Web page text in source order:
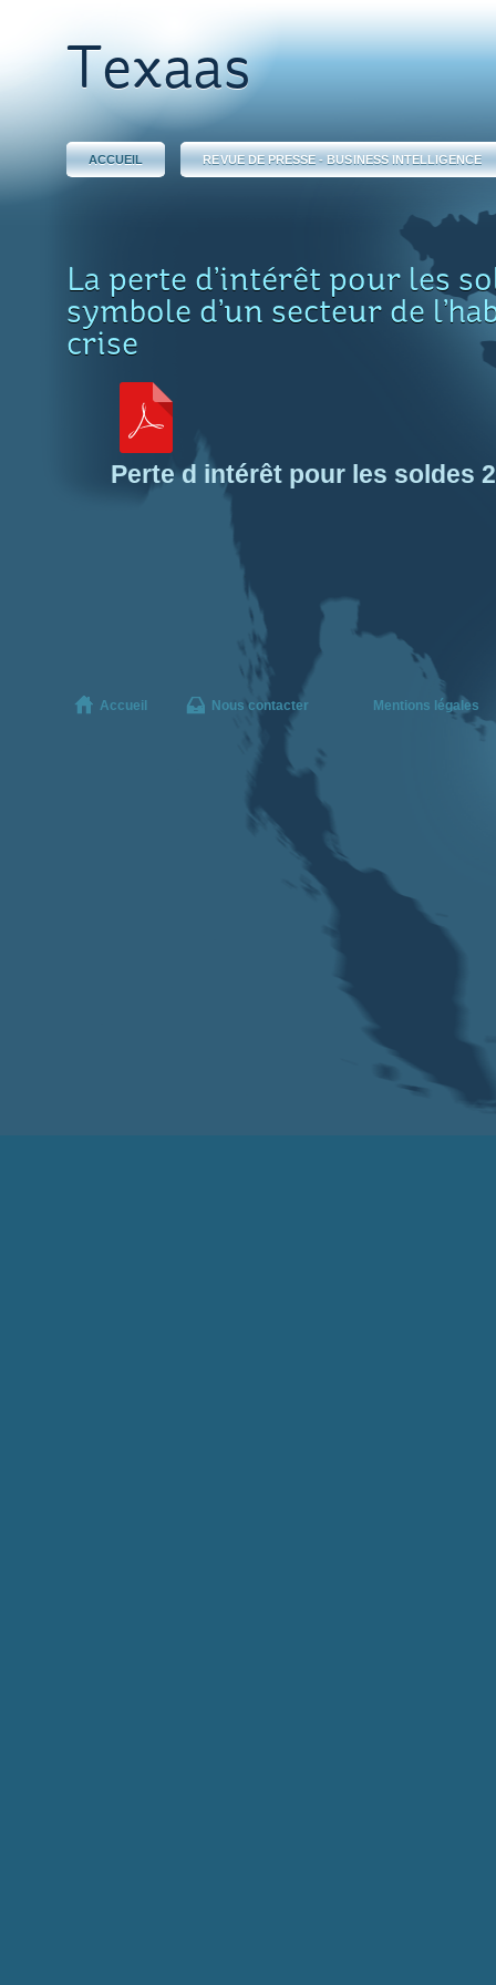
Texaas
ACCUEIL REVUE DE PRESSE - BUSINESS INTELLIGENCE
La perte d’intérêt pour les
symbole d’un secteur de
crise
Perte d intérêt pour les soldes
Accueil Nous contacter Mentions légales